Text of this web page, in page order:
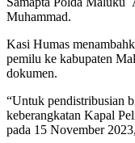
Muhammad.
Kasi Humas
pemilu ke kabupaten
dokumen.
“Untuk pendistribusian
keberangkatan Kapal
pada 15 November